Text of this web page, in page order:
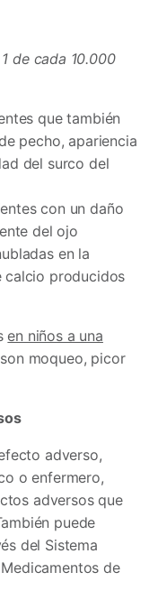
de cada 10.000
que también
pecho, apariencia
del surco del
con un daño
del ojo
en la
calcio producidos
en niños a una
moqueo, picor
adverso,
o enfermero,
adversos que
puede
del Sistema
de